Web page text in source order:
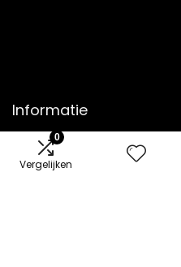
0
Vergelijken
Informatie
Contact
Klantenservice